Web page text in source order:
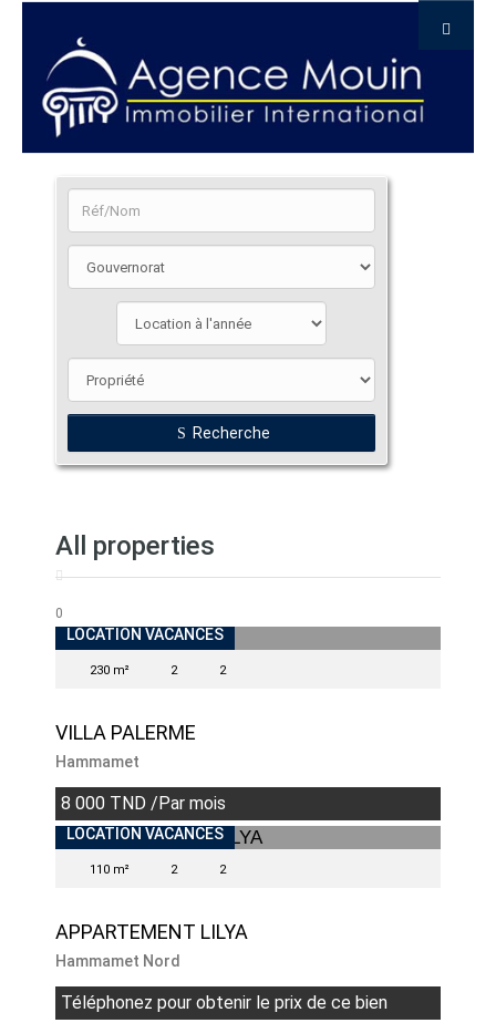
Recherche
All properties
0
INDISPONIBLE
LOCATION VACANCES
230 m² 2 2
VILLA PALERME
Hammamet
8 000 TND /Par mois
LOCATION VACANCES
110 m² 2 2
APPARTEMENT LILYA
Hammamet Nord
Téléphonez pour obtenir le prix de ce bien